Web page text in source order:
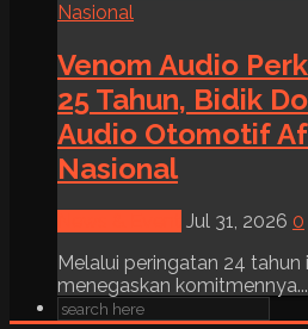
Venom Audio
25 Tahun, Bidik
Audio Otomotif
Nasional
Jul 31, 2026 0
Melalui peringatan 24 tahun
menegaskan komitmennya...